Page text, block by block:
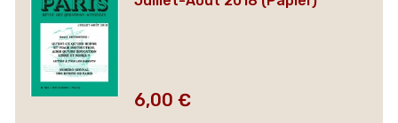
Prix
6,00 €